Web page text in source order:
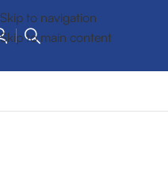
Skip to navigation
Skip to main content